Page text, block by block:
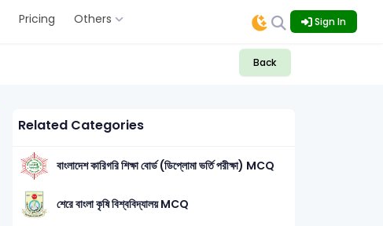
Pricing Others Sign In
Back
Related Categories
বাংলাদেশ কারিগরি শিক্ষা বোর্ড (ডিপ্লোমা ভর্তি পরীক্ষা) MCQ
শেরে বাংলা কৃষি বিশ্ববিদ্যালয় MCQ